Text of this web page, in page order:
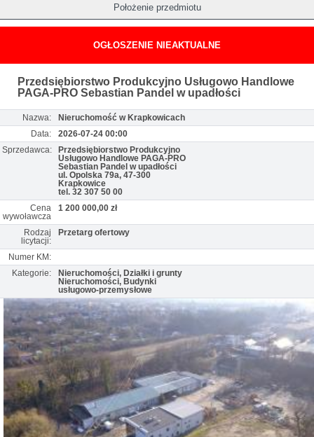
Położenie przedmiotu
OGŁOSZENIE NIEAKTUALNE
Przedsiębiorstwo Produkcyjno Usługowo Handlowe
PAGA-PRO Sebastian Pandel w upadłości
Nazwa:
Nieruchomość w Krapkowicach
Data:
2026-07-24 00:00
Sprzedawca:
Przedsiębiorstwo Produkcyjno
Usługowo Handlowe PAGA-PRO
Sebastian Pandel w upadłości
ul. Opolska 79a, 47-300
Krapkowice
tel. 32 307 50 00
Cena
wywoławcza
1 200 000,00 zł
Rodzaj
licytacji:
Przetarg ofertowy
Numer KM:
Kategorie:
Nieruchomości, Działki i grunty
Nieruchomości, Budynki
usługowo-przemysłowe